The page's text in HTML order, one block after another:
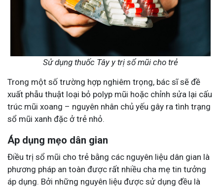
Sử dụng thuốc Tây y trị sổ mũi cho trẻ
Trong một số trường hợp nghiêm trọng, bác sĩ sẽ đề
xuất phẫu thuật loại bỏ polyp mũi hoặc chỉnh sửa lại cấu
trúc mũi xoang – nguyên nhân chủ yếu gây ra tình trạng
sổ mũi xanh đặc ở trẻ nhỏ.
Áp dụng mẹo dân gian
Điều trị sổ mũi cho trẻ bằng các nguyên liệu dân gian là
phương pháp an toàn được rất nhiều cha mẹ tin tưởng
áp dụng. Bởi những nguyên liệu được sử dụng đều là